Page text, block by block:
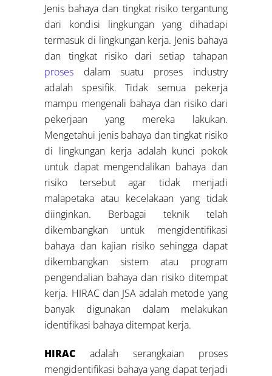
Jenis bahaya dan tingkat risiko tergantung
dari kondisi lingkungan yang dihadapi
termasuk di lingkungan kerja. Jenis bahaya
dan tingkat risiko dari setiap tahapan
proses dalam suatu proses industry
adalah spesifik. Tidak semua pekerja
mampu mengenali bahaya dan risiko dari
pekerjaan yang mereka lakukan.
Mengetahui jenis bahaya dan tingkat risiko
di lingkungan kerja adalah kunci pokok
untuk dapat mengendalikan bahaya dan
risiko tersebut agar tidak menjadi
malapetaka atau kecelakaan yang tidak
diinginkan. Berbagai teknik telah
dikembangkan untuk mengidentifikasi
bahaya dan kajian risiko sehingga dapat
dikembangkan sistem atau program
pengendalian bahaya dan risiko ditempat
kerja. HIRAC dan JSA adalah metode yang
banyak digunakan dalam melakukan
identifikasi bahaya ditempat kerja.
HIRACadalah serangkaian proses
mengidentifikasi bahaya yang dapat terjadi